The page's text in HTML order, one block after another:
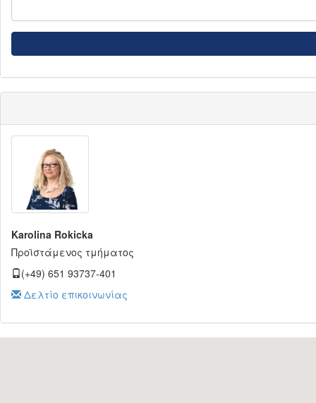
Karolina Rokicka
Προϊστάμενος τμήματος
(+49) 651 93737-401
Δελτίο επικοινωνίας